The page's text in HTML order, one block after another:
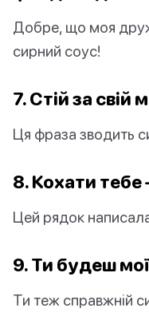
Добре, що моя
сирний соус!
7. Стій за свій
Ця фраза зводить
8. Кохати тебе
Цей рядок
9. Ти будеш
Ти теж справжній